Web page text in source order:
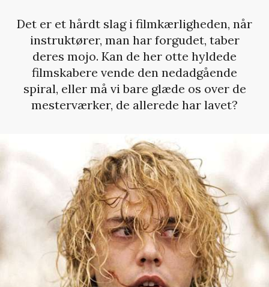
Det er et hårdt slag i filmkærligheden, når
instruktører, man har forgudet, taber
deres mojo. Kan de her otte hyldede
filmskabere vende den nedadgående
spiral, eller må vi bare glæde os over de
mesterværker, de allerede har lavet?